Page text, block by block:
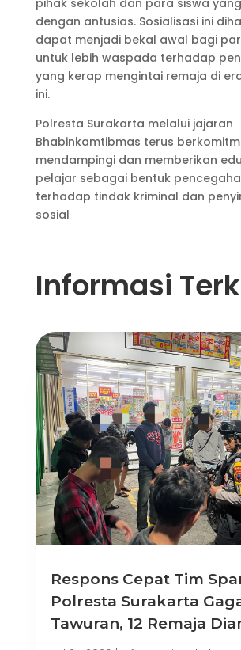
dengan antusias. Sosialisasi ini
dapat menjadi bekal awal bagi
untuk lebih waspada terhadap
yang kerap mengintai remaja di
ini.
Polresta Surakarta melalui jajaran
Bhabinkamtibmas terus
mendampingi dan memberikan
pelajar sebagai bentuk
terhadap tindak kriminal dan
sosial
Informasi
Respons Cepat Tim
Polresta Surakarta
Tawuran, 12 Remaja